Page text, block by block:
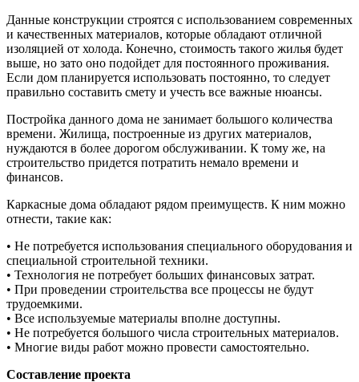
Данные конструкции строятся с использованием современных
и качественных материалов, которые обладают отличной
изоляцией от холода. Конечно, стоимость такого жилья будет
выше, но зато оно подойдет для постоянного проживания.
Если дом планируется использовать постоянно, то следует
правильно составить смету и учесть все важные нюансы.
Постройка данного дома не занимает большого количества
времени. Жилища, построенные из других материалов,
нуждаются в более дорогом обслуживании. К тому же, на
строительство придется потратить немало времени и
финансов.
Каркасные дома обладают рядом преимуществ. К ним можно
отнести, такие как:
• Не потребуется использования специального оборудования и
специальной строительной техники.
• Технология не потребует больших финансовых затрат.
• При проведении строительства все процессы не будут
трудоемкими.
• Все используемые материалы вполне доступны.
• Не потребуется большого числа строительных материалов.
• Многие виды работ можно провести самостоятельно.
Составление проекта